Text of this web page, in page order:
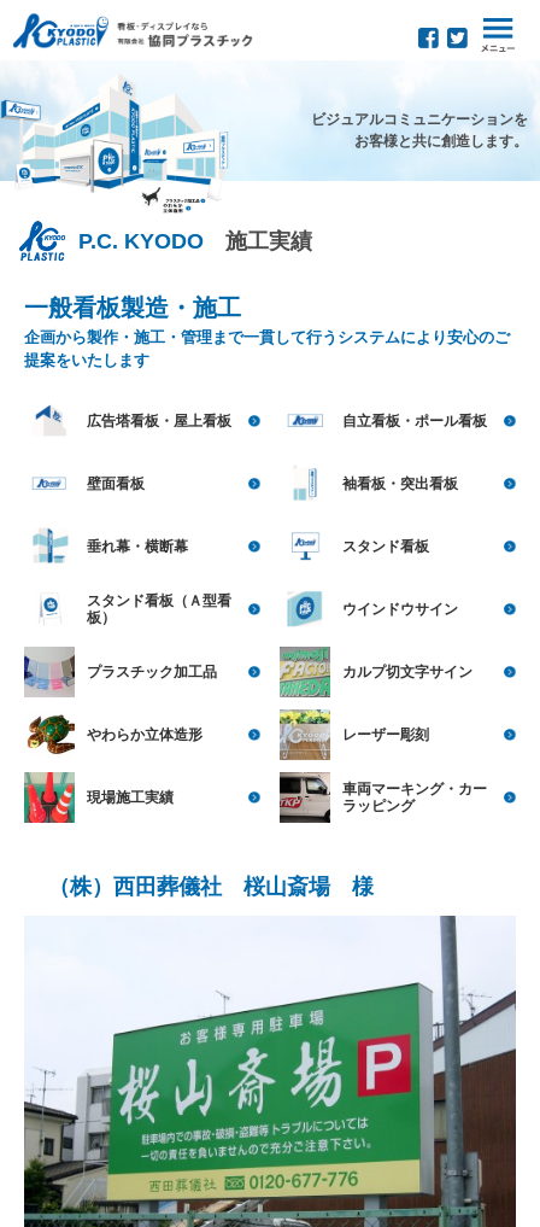
ビジュアルコミュニケーションを
お客様と共に創造します。
P.C. KYODO 施工実績
一般看板製造・施工
企画から製作・施工・管理まで一貫して行うシステムにより安心のご
提案をいたします
広告塔看板・屋上看板 自立看板・ポール看板
壁面看板 袖看板・突出看板
垂れ幕・横断幕 スタンド看板
スタンド看板（Ａ型看
板）
ウインドウサイン
プラスチック加工品 カルプ切文字サイン
やわらか立体造形 レーザー彫刻
現場施工実績
車両マーキング・カー
ラッピング
（株）西田葬儀社 桜山斎場 様